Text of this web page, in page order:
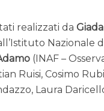
realizzati da
Nazionale
(INAF –
Ruisi, Cosimo
Laura